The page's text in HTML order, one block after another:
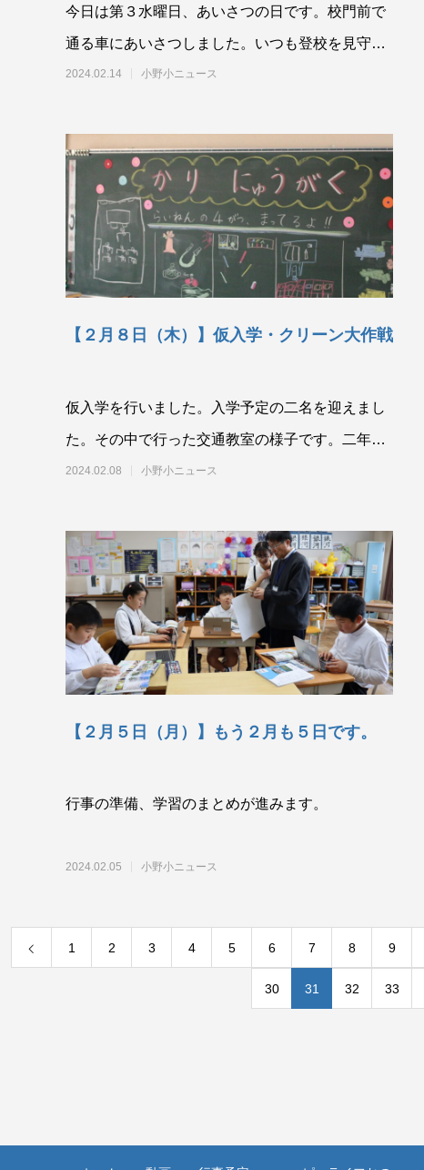
今日は第３水曜日、あいさつの日です。校門前で
通る車にあいさつしました。いつも登校を見守っ
てくださる交通指導員さんと駐在さんにも感謝で
2024.02.14 小野小ニュース
【２月８日（木）】仮入学・クリーン大作戦
仮入学を行いました。入学予定の二名を迎えまし
た。その中で行った交通教室の様子です。二年生
のお手本のあと、一年生と一緒にやってみました
2024.02.08 小野小ニュース
【２月５日（月）】もう２月も５日です。
行事の準備、学習のまとめが進みます。
2024.02.05 小野小ニュース
1 2 3 4 5 6 7 8 9
30 31 32 33